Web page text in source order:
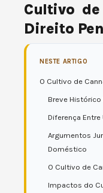
Cultivo
Direito
NESTE ARTIGO
O Cultivo de
Breve Histórico
Diferença Entre
Argumentos
Doméstico
O Cultivo de
Impactos do